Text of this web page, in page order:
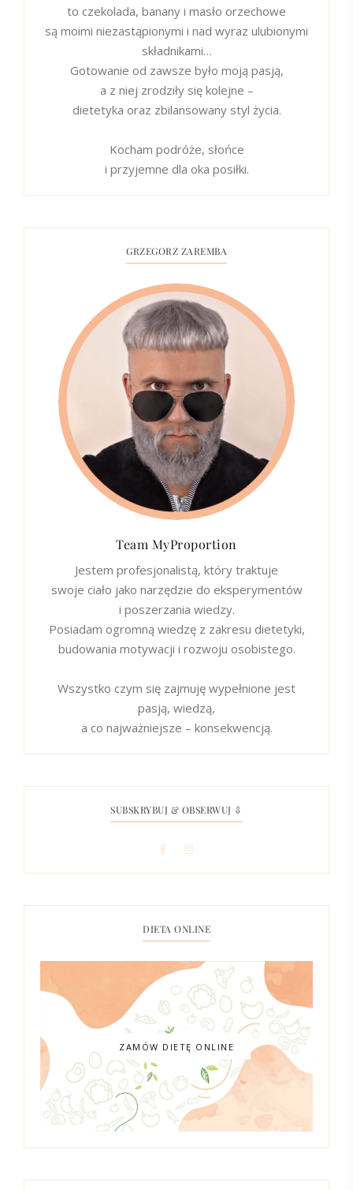
to czekolada, banany i masło orzechowe
są moimi niezastąpionymi i nad wyraz ulubionymi
składnikami…
Gotowanie od zawsze było moją pasją,
a z niej zrodziły się kolejne –
dietetyka oraz zbilansowany styl życia.
Kocham podróże, słońce
i przyjemne dla oka posiłki.
GRZEGORZ ZAREMBA
Team MyProportion
Jestem profesjonalistą, który traktuje
swoje ciało jako narzędzie do eksperymentów
i poszerzania wiedzy.
Posiadam ogromną wiedzę z zakresu dietetyki,
budowania motywacji i rozwoju osobistego.
Wszystko czym się zajmuję wypełnione jest
pasją, wiedzą,
a co najważniejsze – konsekwencją.
SUBSKRYBUJ & OBSERWUJ ⇩
DIETA ONLINE
ZAMÓW DIETĘ ONLINE